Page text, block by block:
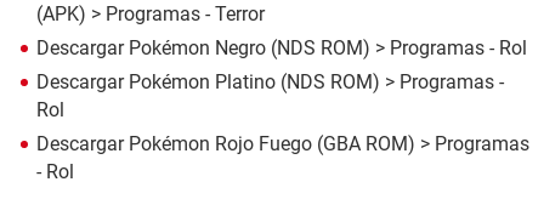
(APK) > Programas - Terror
Descargar Pokémon Negro (NDS ROM) > Programas - Rol
Descargar Pokémon Platino (NDS ROM) > Programas -
Rol
Descargar Pokémon Rojo Fuego (GBA ROM) > Programas
- Rol